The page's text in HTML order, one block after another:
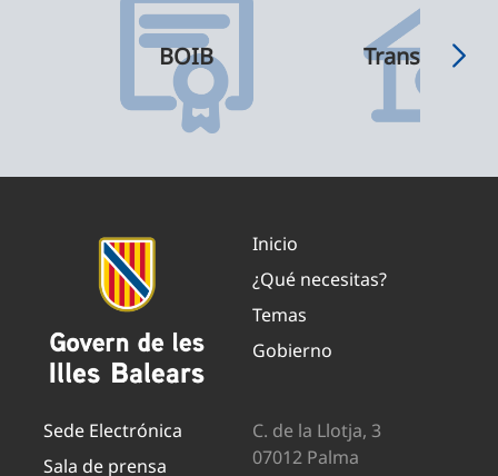
BOIB
Inicio
¿Qué necesitas?
Temas
Gobierno
Sede Electrónica
Sala de prensa
C. de la Llotja, 3
07012 Palma